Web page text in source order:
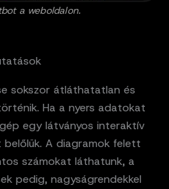
a weboldalon.
sokszor átláthatatlan és
Ha a nyers adatokat
egy látványos interaktív
A diagramok felett
számokat láthatunk, a
pedig, nagyságrendekkel